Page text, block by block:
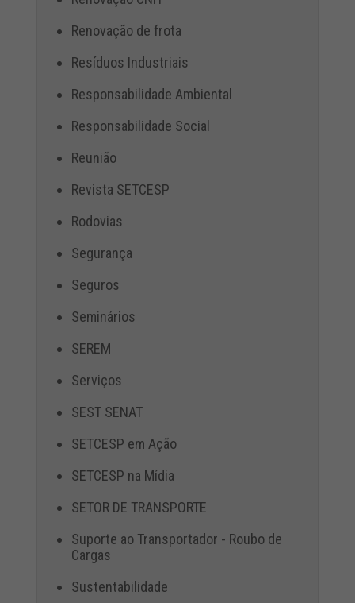
Renovação de frota
Resíduos Industriais
Responsabilidade Ambiental
Responsabilidade Social
Reunião
Revista SETCESP
Rodovias
Segurança
Seguros
Seminários
SEREM
Serviços
SEST SENAT
SETCESP em Ação
SETCESP na Mídia
SETOR DE TRANSPORTE
Suporte ao Transportador - Roubo de
Cargas
Sustentabilidade